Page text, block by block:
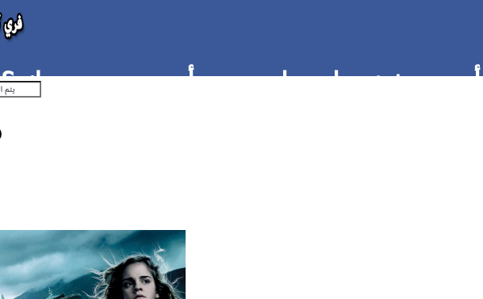
أي من شخصيات هاري بوتر أنت حسب برجك ؟